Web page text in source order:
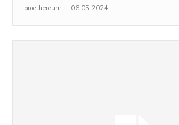
proethereum - 06.05.2024